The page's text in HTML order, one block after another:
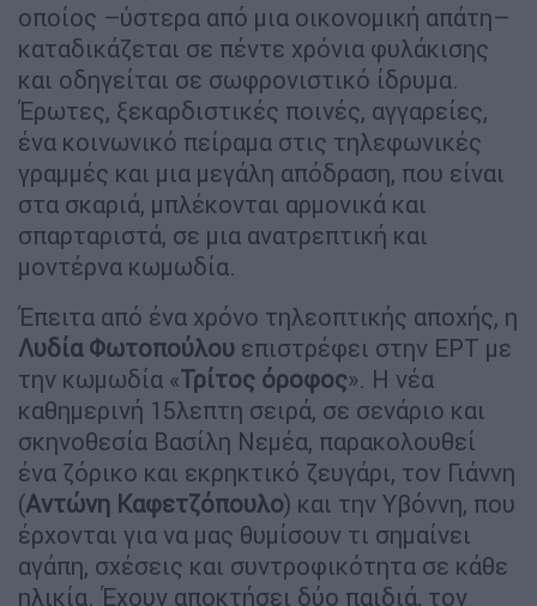
οποίος –ύστερα από μια οικονομική απάτη–
καταδικάζεται σε πέντε χρόνια φυλάκισης
και οδηγείται σε σωφρονιστικό ίδρυμα.
Έρωτες, ξεκαρδιστικές ποινές, αγγαρείες,
ένα κοινωνικό πείραμα στις τηλεφωνικές
γραμμές και μια μεγάλη απόδραση, που είναι
στα σκαριά, μπλέκονται αρμονικά και
σπαρταριστά, σε μια ανατρεπτική και
μοντέρνα κωμωδία.
Έπειτα από ένα χρόνο τηλεοπτικής αποχής, η
Λυδία Φωτοπούλου επιστρέφει στην ΕΡΤ με
την κωμωδία «Τρίτος όροφος». Η νέα
καθημερινή 15λεπτη σειρά, σε σενάριο και
σκηνοθεσία Βασίλη Νεμέα, παρακολουθεί
ένα ζόρικο και εκρηκτικό ζευγάρι, τον Γιάννη
(Αντώνη Καφετζόπουλο) και την Υβόννη, που
έρχονται για να μας θυμίσουν τι σημαίνει
αγάπη, σχέσεις και συντροφικότητα σε κάθε
ηλικία. Έχουν αποκτήσει δύο παιδιά, τον